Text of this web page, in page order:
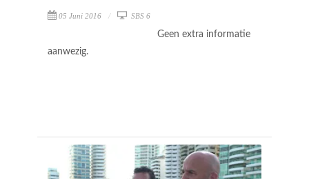
05 Juni 2016 SBS 6
Geen extra informatie
aanwezig.